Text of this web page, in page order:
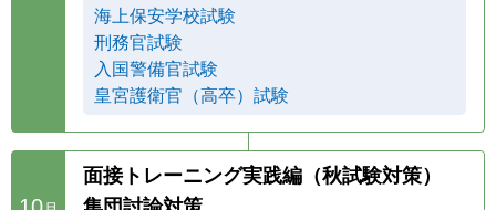
海上保安学校試験
刑務官試験
入国警備官試験
皇宮護衛官（高卒）試験
面接トレーニング実践編（秋試験対策）